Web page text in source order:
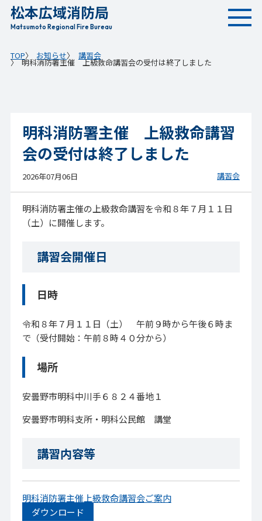
松本広域消防局
Matsumoto Regional Fire Bureau
TOP お知らせ 講習会
明科消防署主催 上級救命講習会の受付は終了しました
明科消防署主催 上級救命講習
会の受付は終了しました
2026年07月06日 講習会
明科消防署主催の上級救命講習を令和８年７月１１日
（土）に開催します。
講習会開催日
日時
令和８年７月１１日（土） 午前９時から午後６時ま
で（受付開始：午前８時４０分から）
場所
安曇野市明科中川手６８２４番地１
安曇野市明科支所・明科公民館 講堂
講習内容等
明科消防署主催上級救命講習会ご案内
ダウンロード